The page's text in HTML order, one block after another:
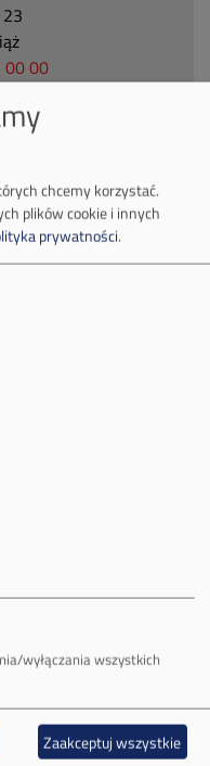
00 00
00
15:00)
Węglowy
Janina
chcemy korzystać.
plików cookie i innych
prywatności.
wyłączania wszystkich
Zaakceptuj wszystkie